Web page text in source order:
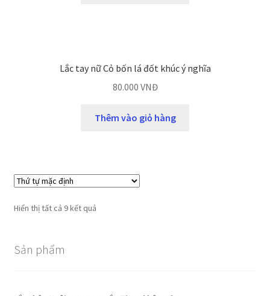
Lắc tay nữ Cỏ bốn lá đốt khúc ý nghĩa
80.000 VNĐ
Thêm vào giỏ hàng
Hiển thị tất cả 9 kết quả
Sản phẩm